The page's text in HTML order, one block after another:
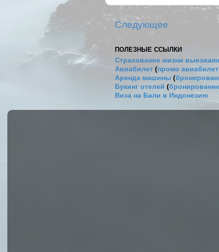
Следующее
ПОЛЕЗНЫЕ ССЫЛКИ
Страхование жизни
Авиабилет (промо
Аренда машины (
Букинг отелей (
Виза на Бали в Индонезию